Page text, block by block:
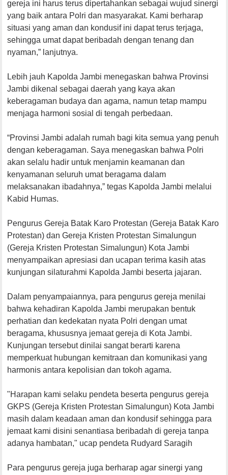
gereja ini harus terus dipertahankan sebagai wujud sinergi
yang baik antara Polri dan masyarakat. Kami berharap
situasi yang aman dan kondusif ini dapat terus terjaga,
sehingga umat dapat beribadah dengan tenang dan
nyaman,” lanjutnya.
Lebih jauh Kapolda Jambi menegaskan bahwa Provinsi
Jambi dikenal sebagai daerah yang kaya akan
keberagaman budaya dan agama, namun tetap mampu
menjaga harmoni sosial di tengah perbedaan.
“Provinsi Jambi adalah rumah bagi kita semua yang penuh
dengan keberagaman. Saya menegaskan bahwa Polri
akan selalu hadir untuk menjamin keamanan dan
kenyamanan seluruh umat beragama dalam
melaksanakan ibadahnya,” tegas Kapolda Jambi melalui
Kabid Humas.
Pengurus Gereja Batak Karo Protestan (Gereja Batak Karo
Protestan) dan Gereja Kristen Protestan Simalungun
(Gereja Kristen Protestan Simalungun) Kota Jambi
menyampaikan apresiasi dan ucapan terima kasih atas
kunjungan silaturahmi Kapolda Jambi beserta jajaran.
Dalam penyampaiannya, para pengurus gereja menilai
bahwa kehadiran Kapolda Jambi merupakan bentuk
perhatian dan kedekatan nyata Polri dengan umat
beragama, khususnya jemaat gereja di Kota Jambi.
Kunjungan tersebut dinilai sangat berarti karena
memperkuat hubungan kemitraan dan komunikasi yang
harmonis antara kepolisian dan tokoh agama.
"Harapan kami selaku pendeta beserta pengurus gereja
GKPS (Gereja Kristen Protestan Simalungun) Kota Jambi
masih dalam keadaan aman dan kondusif sehingga para
jemaat kami disini senantiasa beribadah di gereja tanpa
adanya hambatan," ucap pendeta Rudyard Saragih
Para pengurus gereja juga berharap agar sinergi yang